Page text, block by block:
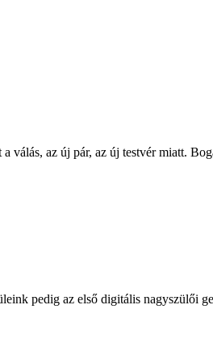
az új pár, az új testvér miatt.
pedig az első digitális nagyszülői